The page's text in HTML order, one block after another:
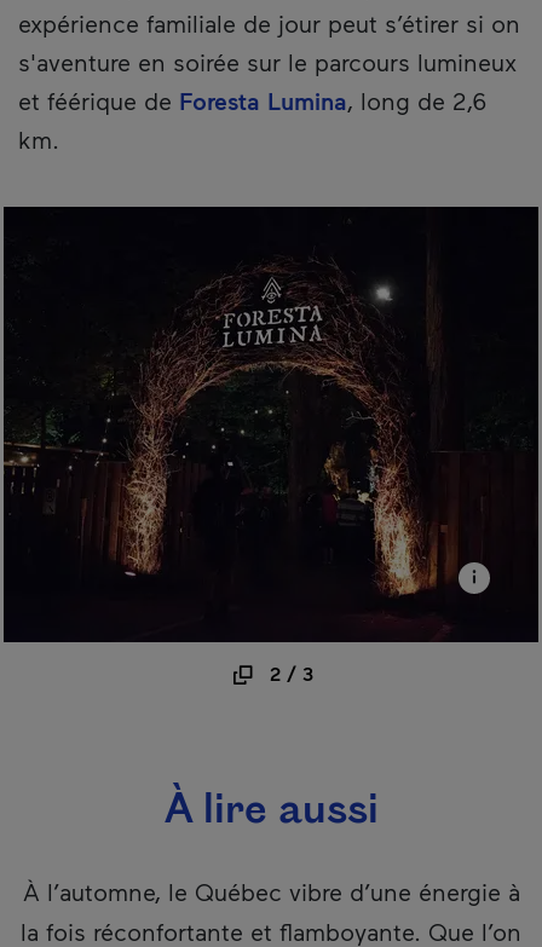
expérience familiale de jour peut s’étirer si on
s'aventure en soirée sur le parcours lumineux
et féérique de Foresta Lumina, long de 2,6
km.
2/ 3
À lire aussi
À l’automne, le Québec vibre d’une énergie à
la fois réconfortante et flamboyante. Que l’on